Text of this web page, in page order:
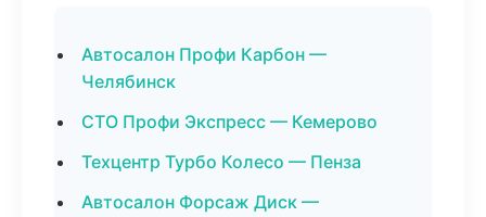
Автосалон Профи Карбон —
Челябинск
СТО Профи Экспресс — Кемерово
Техцентр Турбо Колесо — Пенза
Автосалон Форсаж Диск —